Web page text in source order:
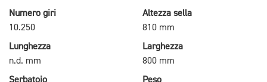
Numero giri
10.250
Altezza sella
810 mm
Lunghezza
n.d. mm
Larghezza
800 mm